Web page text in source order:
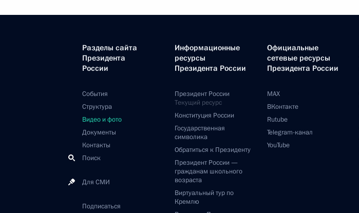
Разделы сайта
Президента
России
События
Структура
Видео и фото
Документы
Контакты
Поиск
Для СМИ
Подписаться
Информационные
ресурсы
Президента России
Президент России
Текущий ресурс
Конституция России
Государственная
символика
Обратиться к Президенту
Президент России —
гражданам школьного
возраста
Виртуальный тур по
Кремлю
Официальные
сетевые ресурсы
Президента России
MAX
ВКонтакте
Rutube
Telegram-канал
YouTube